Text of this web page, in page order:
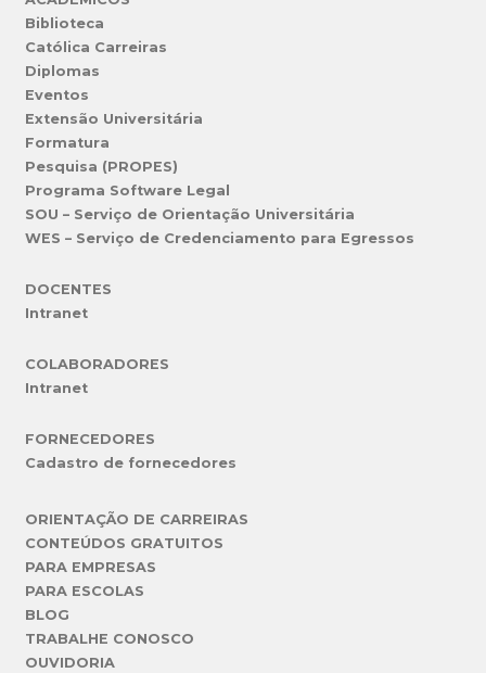
Biblioteca
Católica Carreiras
Diplomas
Eventos
Extensão Universitária
Formatura
Pesquisa (PROPES)
Programa Software Legal
SOU – Serviço de Orientação Universitária
WES – Serviço de Credenciamento para Egressos
DOCENTES
Intranet
COLABORADORES
Intranet
FORNECEDORES
Cadastro de fornecedores
ORIENTAÇÃO DE CARREIRAS
CONTEÚDOS GRATUITOS
PARA EMPRESAS
PARA ESCOLAS
BLOG
TRABALHE CONOSCO
OUVIDORIA